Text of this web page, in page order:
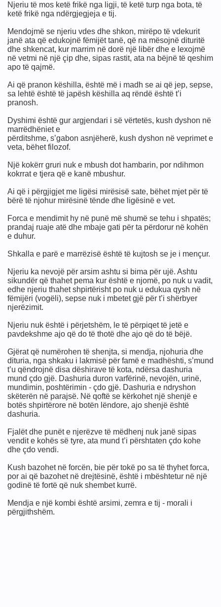
Njeriu të mos ketë frikë nga ligji, të ketë turp nga bota, të
ketë frikë nga ndërgjegjeja e tij.
Mendojmë se njeriu vdes dhe shkon, mirëpo të vdekurit
janë ata që edukojnë fëmijët tanë, që na mësojnë dituritë
dhe shkencat, kur marrim në dorë një libër dhe e lexojmë
në vetmi në një çip dhe, sipas rastit, ata na bëjnë të qeshim
apo të qajmë.
Ai që pranon këshilla, është më i madh se ai që jep, sepse,
sa lehtë është të japësh këshilla aq rëndë është t’i
pranosh.
Dyshimi është gur argjendari i së vërtetës, kush dyshon në
marrëdhëniet e
përditshme, s’gabon asnjëherë, kush dyshon në veprimet e
veta, bëhet filozof.
Një kokërr gruri nuk e mbush dot hambarin, por ndihmon
kokrrat e tjera që e kanë mbushur.
Ai që i përgjigjet me ligësi mirësisë sate, bëhet mjet për të
bërë të njohur mirësinë tënde dhe ligësinë e vet.
Forca e mendimit hy në punë më shumë se tehu i shpatës;
prandaj ruaje atë dhe mbaje gati për ta përdorur në kohën
e duhur.
Shkalla e parë e marrëzisë është të kujtosh se je i mençur.
Njeriu ka nevojë për arsim ashtu si bima për ujë. Ashtu
sikundër që thahet pema kur është e njomë, po nuk u vadit,
edhe njeriu thahet shpirtërisht po nuk u edukua qysh në
fëmijëri (vogëli), sepse nuk i mbetet gjë për t’i shërbyer
njerëzimit.
Njeriu nuk është i përjetshëm, le të përpiqet të jetë e
pavdekshme ajo që do të thotë dhe ajo që do të bëjë.
Gjërat që numërohen të shenjta, si mendja, njohuria dhe
dituria, nga shkaku i lakmisë për famë e madhështi, s’mund
t’u qëndrojnë disa dëshirave të kota, ndërsa dashuria
mund çdo gjë. Dashuria duron varfërinë, nevojën, urinë,
mundimin, poshtërimin - çdo gjë. Dashuria e ndryshon
skëterën në parajsë. Në qoftë se kërkohet një shenjë e
botës shpirtërore në botën lëndore, ajo shenjë është
dashuria.
Fjalët dhe punët e njerëzve të mëdhenj nuk janë sipas
vendit e kohës së tyre, ata mund t’i përshtaten çdo kohe
dhe çdo vendi.
Kush bazohet në forcën, bie për tokë po sa të thyhet forca,
por ai që bazohet në drejtësinë, është i mbështetur në një
godinë të fortë që nuk shembet kurrë.
Mendja e një kombi është arsimi, zemra e tij - morali i
përgjithshëm.
LUFTËN, LIRINË
Ajnshtajn